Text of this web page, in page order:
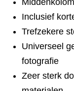
Inclusief
Trefzekere
Universeel
fotografie
Zeer sterk